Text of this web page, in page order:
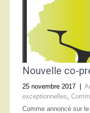
Nouvelle co-
25 novembre 2017
exceptionnelles,
Comme annoncé sur